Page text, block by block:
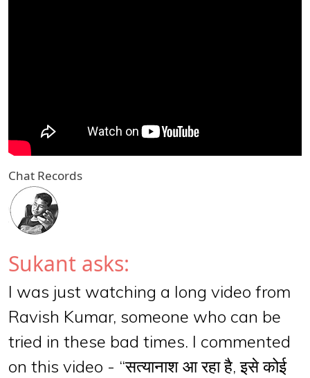
Chat Records
Sukant asks:
I was just watching a long video from
Ravish Kumar, someone who can be
tried in these bad times. I commented
on this video - “सत्यानाश आ रहा है, इसे कोई